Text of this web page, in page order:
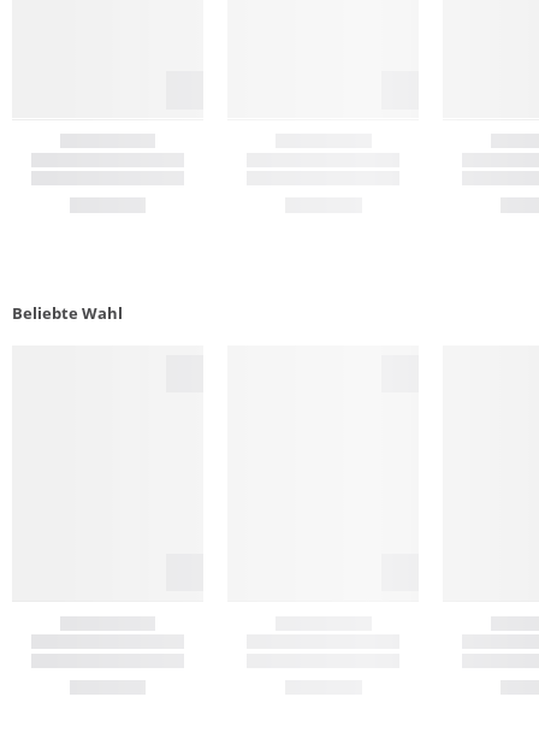
Beliebte Wahl